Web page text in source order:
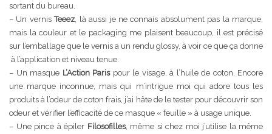
sortant du bureau.
– Un vernisTeeez , là aussi je ne connais absolument pas la marque,
mais la couleur et le packaging me plaisent beaucoup, il est précisé
sur l’emballage que le vernis a un rendu glossy, à voir ce que ça donne
à l’application et niveau tenue.
– Un masque L’Action Parispour le visage, à l’huile de coton. Encore
une marque inconnue, mais qui m’intrigue moi qui adore tous les
produits à l’odeur de coton frais, j’ai hâte de le tester pour découvrir son
odeur et vérifier l’efficacité de ce masque « feuille » à usage unique.
– Une pince à épiler Filosofilles, même si chez moi j’utilise la même